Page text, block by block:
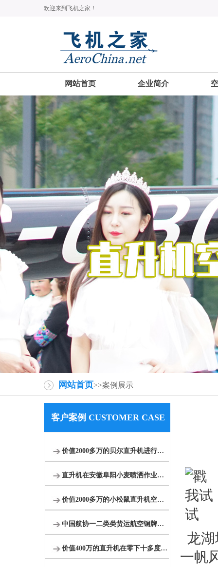
欢迎来到飞机之家！
网站首页 企业简介
网站首页>>案例展示
客户案例 CUSTOMER CASE
价值2000多万的贝尔直升机进行空中巡检
直升机在安徽阜阳小麦喷洒作业防治赤霉病
价值2000多万的小松鼠直升机空中吊装茶树
中国航协一二类类货运航空铜牌新申请
价值400万的直升机在零下十多度的北京继续航测
龙
一帆